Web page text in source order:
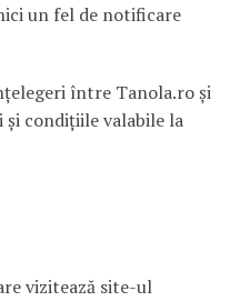
un fel de notificare
între Tanola.ro şi
şi condiţiile valabile la
vizitează site-ul